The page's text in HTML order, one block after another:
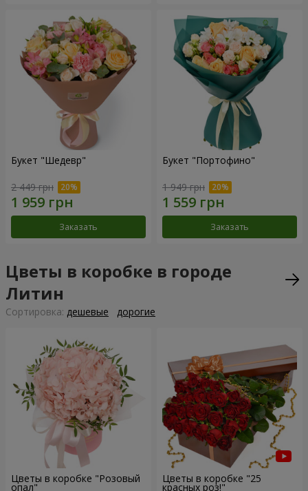
Букет "Шедевр"
2 449 грн
Заказать
Букет "Портофино"
1 949 грн
Заказать
Цветы в коробке в городе
Литин
Cортировка: дешевые дорогие
Цветы в коробке "Розовый
опал"
Цветы в коробке "25
красных роз!"